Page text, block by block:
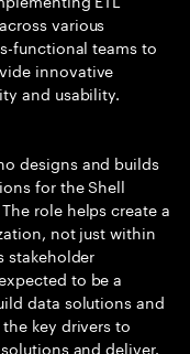
various
functional teams to
innovative
and usability.
designs and builds
for the Shell
role helps create a
not just within
stakeholder
to be a
data solutions and
key drivers to
and deliver.